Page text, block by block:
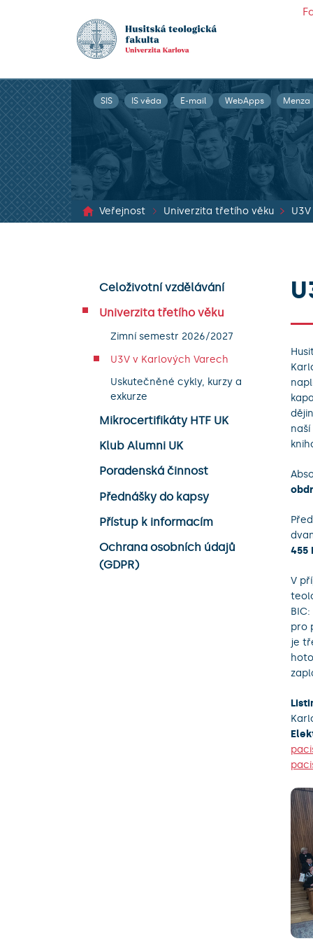
SIS IS věda E-mail WebApps Menza
Veřejnost Univerzita třetího věku
Celoživotní vzdělávání
Univerzita třetího věku
Zimní semestr 2026/2027
U3V v Karlových Varech
Uskutečněné cykly, kurzy a
exkurze
Mikrocertifikáty HTF UK
Klub Alumni UK
Poradenská činnost
Přednášky do kapsy
Přístup k informacím
Ochrana osobních údajů
(GDPR)
455
V
pro
je